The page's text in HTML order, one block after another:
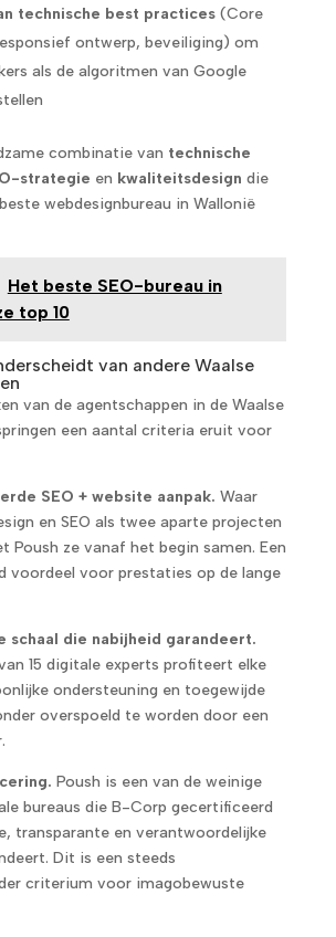
technische best practices(Core
ontwerp, beveiliging) om
als de algoritmen van Google
combinatie van technische
strategie en kwaliteitsdesign die
webdesignbureau in Wallonië
Het beste SEO-bureau in
top 10
van andere Waalse
van de agentschappen in de Waalse
een aantal criteria eruit voor
SEO + website aanpak. Waar
en SEO als twee aparte projecten
Poush ze vanaf het begin samen. Een
voordeel voor prestaties op de lange
schaal die nabijheid garandeert.
15 digitale experts profiteert elke
ondersteuning en toegewijde
overspoeld te worden door een
Poush is een van de weinige
bureaus die B-Corp gecertificeerd
transparante en verantwoordelijke
Dit is een steeds
criterium voor imagobewuste